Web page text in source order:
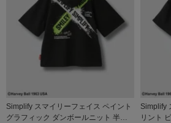
Simplify スマイリーフェイス ペイント
グラフィック ダンボールニット 半袖
Simplify スマイリーフェイス バックプ
リント